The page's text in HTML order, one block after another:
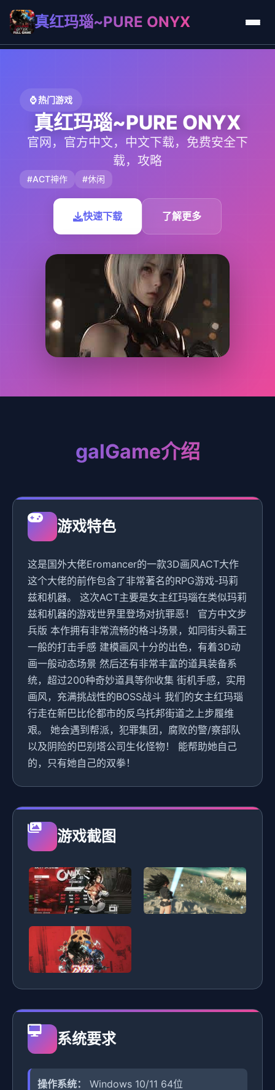
真红玛瑙~PURE ONYX
⌚ 热门游戏
真红玛瑙~PURE ONYX
官网，官方中文，中文下载，免费安全下
载，攻略
#ACT神作 #休闲
快速下载 了解更多
galGame介绍
游戏特色
这是国外大佬Eromancer的一款3D画风ACT大作
这个大佬的前作包含了非常著名的RPG游戏-玛莉
兹和机器。 这次ACT主要是女主红玛瑙在类似玛莉
兹和机器的游戏世界里登场对抗罪恶！ 官方中文步
兵版 本作拥有非常流畅的格斗场景，如同街头霸王
一般的打击手感 建模画风十分的出色，有着3D动
画一般动态场景 然后还有非常丰富的道具装备系
统，超过200种奇妙道具等你收集 街机手感，实用
画风，充满挑战性的BOSS战斗 我们的女主红玛瑙
行走在新巴比伦都市的反乌托邦街道之上步履维
艰。 她会遇到帮派，犯罪集团，腐败的警/察部队
以及阴险的巴别塔公司生化怪物！ 能帮助她自己
的，只有她自己的双拳！
游戏截图
系统要求
操作系统： Windows 10/11 64位